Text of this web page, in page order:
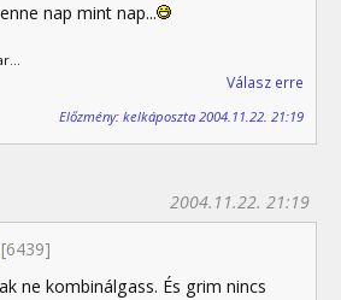
nap mint nap...
Válasz erre
Előzmény: kelkáposzta 2004.11.22. 21:19
[6439]
2004.11.22. 21:19
ne kombinálgass. És grim nincs